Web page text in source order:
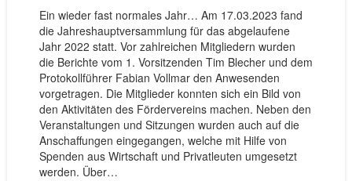
Ein wieder fast normales Jahr… Am 17.03.2023 fand
die Jahreshauptversammlung für das abgelaufene
Jahr 2022 statt. Vor zahlreichen Mitgliedern wurden
die Berichte vom 1. Vorsitzenden Tim Blecher und dem
Protokollführer Fabian Vollmar den Anwesenden
vorgetragen. Die Mitglieder konnten sich ein Bild von
den Aktivitäten des Fördervereins machen. Neben den
Veranstaltungen und Sitzungen wurden auch auf die
Anschaffungen eingegangen, welche mit Hilfe von
Spenden aus Wirtschaft und Privatleuten umgesetzt
werden. Über…